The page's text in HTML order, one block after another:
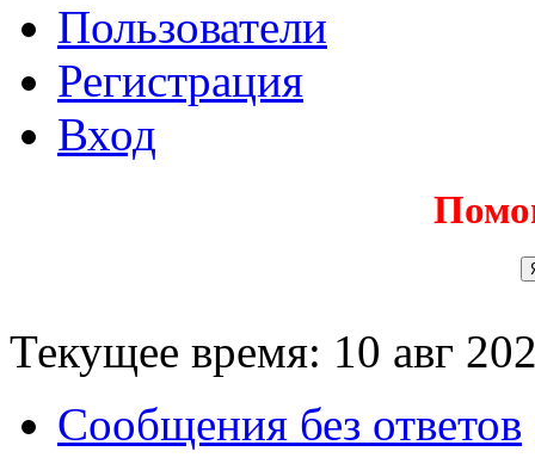
Пользователи
Регистрация
Вход
Текущее время: 10 авг
Сообщения без ответов